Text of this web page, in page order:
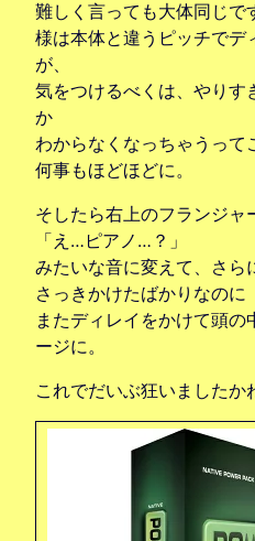
難しく言っても大体同じで
様は本体と違うピッチでデ
が、
気をつけるべくは、やりす
か
わからなくなっちゃうって
何事もほどほどに。
そしたら右上のフランジャ
「え…ピアノ…？」
みたいな音に変えて、さら
さっきかけたばかりなのに
またディレイをかけて頭の
ージに。
これでだいぶ狂いましたか